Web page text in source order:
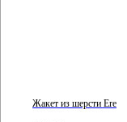
Жакет из шерсти Ere